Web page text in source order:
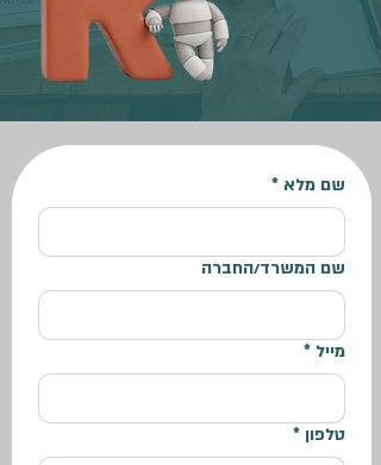
שם מלא *
שם המשרד/החברה
מייל *
טלפון *